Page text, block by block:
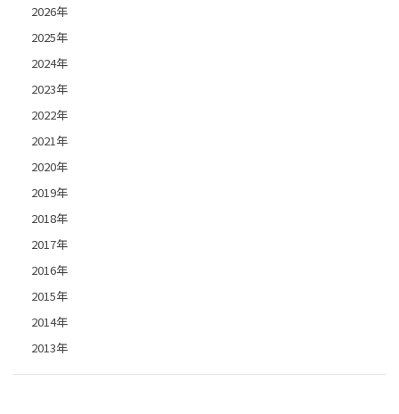
2026年
2025年
2024年
2023年
2022年
2021年
2020年
2019年
2018年
2017年
2016年
2015年
2014年
2013年